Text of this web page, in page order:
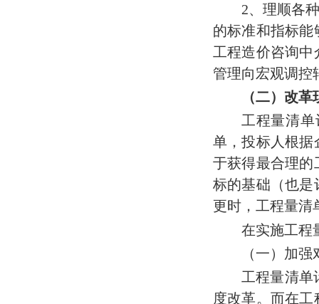
2、理顺各
的标准和指标
工程造价咨询
管理向宏观调控
（二）改
工程量清
单，投标人根据
于获得最合理的
标的基础（也是
更时，工程量清
在实施工程
（一）加
工程量清单
度改革。而在